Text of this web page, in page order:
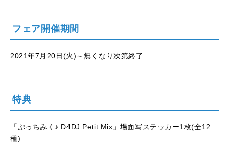
フェア開催期間
2021年7月20日(火)～無くなり次第終了
特典
「ぷっちみく♪ D4DJ Petit Mix」場面写ステッカー1枚(全12
種)